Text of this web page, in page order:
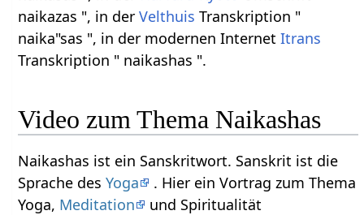
naikazas ", in derVelthuis Transkription "
naika"sas ", in der modernen InternetItrans
Transkription " naikashas ".
Video zum Thema Naikashas
Naikashas ist ein Sanskritwort. Sanskrit ist die
Sprache desYoga
. Hier ein Vortrag zum Thema
Yoga, Meditation und Spiritualität